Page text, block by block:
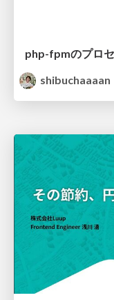
shibuchaaaan